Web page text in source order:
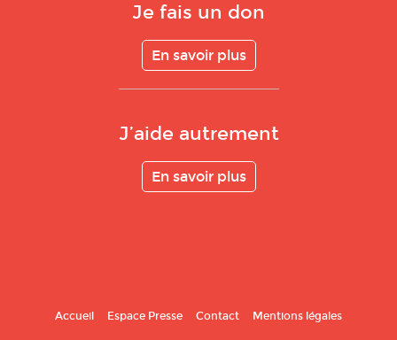
Je fais un don
En savoir plus
J’aide autrement
En savoir plus
Accueil Espace Presse Contact Mentions légales